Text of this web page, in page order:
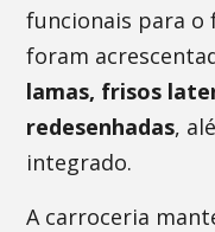
funcionais para o
foram
lamas, frisos
redesenhadas,
integrado.
A carroceria